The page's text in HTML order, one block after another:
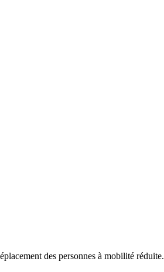
des personnes à mobilité réduite.